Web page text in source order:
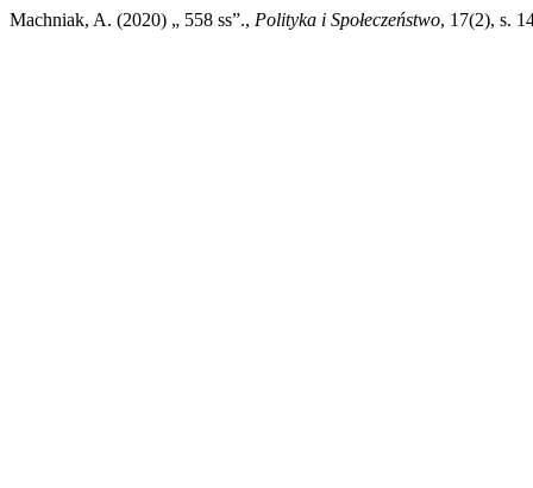
Machniak, A. (2020) „ 558 ss”., Polityka i Społeczeństwo, 17(2), s.